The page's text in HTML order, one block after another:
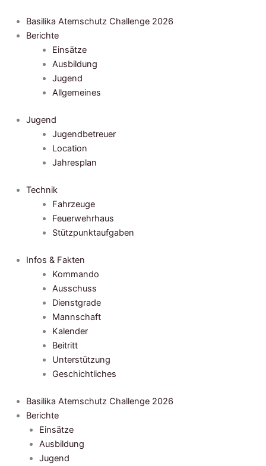
Inhalt
springen
Basilika Atemschutz Challenge 2026
Berichte
Einsätze
Ausbildung
Jugend
Allgemeines
Jugend
Jugendbetreuer
Location
Jahresplan
Technik
Fahrzeuge
Feuerwehrhaus
Stützpunktaufgaben
Infos & Fakten
Kommando
Ausschuss
Dienstgrade
Mannschaft
Kalender
Beitritt
Unterstützung
Geschichtliches
Basilika Atemschutz Challenge 2026
Berichte
Einsätze
Ausbildung
Jugend